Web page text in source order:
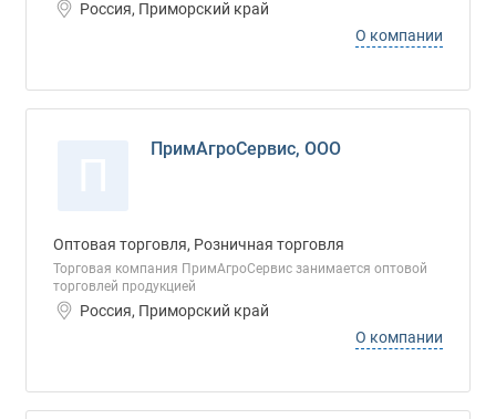
Россия, Приморский край
О компании
ПримАгроСервис, ООО
Оптовая торговля, Розничная торговля
Торговая компания ПримАгроСервис занимается оптовой
торговлей продукцией
Россия, Приморский край
О компании